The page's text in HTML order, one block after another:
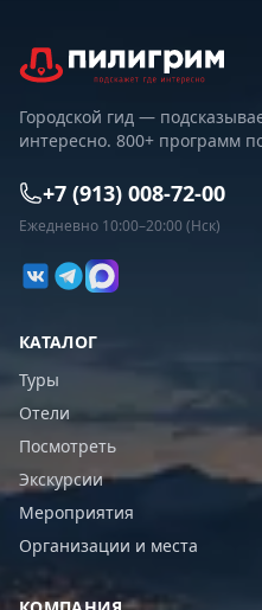
Городской гид —
интересно. 800+ программ
+7 (913) 008-72-00
Ежедневно 10:00–20:00 (Нск)
КАТАЛОГ
Туры
Отели
Посмотреть
Экскурсии
Мероприятия
Организации и места